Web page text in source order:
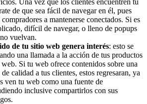
de que sea fácil de navegar en él, pues
a mantenerse conectados. Si es
difícil de navegar, o lleno de popups
vuelvan.
de tu sitio web genera interés: esto se
una llamada a la acción de tus productos
Si tu web ofrece contenidos sobre una
calidad a tus clientes, estos regresaran, ya
ven tu web como una fuente de
inclusive compartirlos con sus